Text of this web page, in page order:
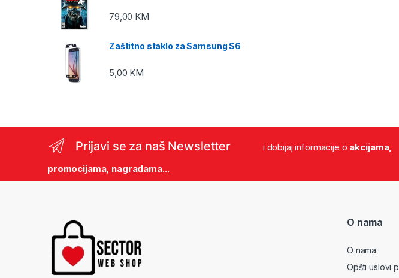
79,00 KM
Zaštitno staklo za Samsung S6
5,00 KM
Prijavi se za naš Newsletter i dobijaj informacije o akcijama,
promocijama, nagradama...
O nama
O nama
Opšti uslovi